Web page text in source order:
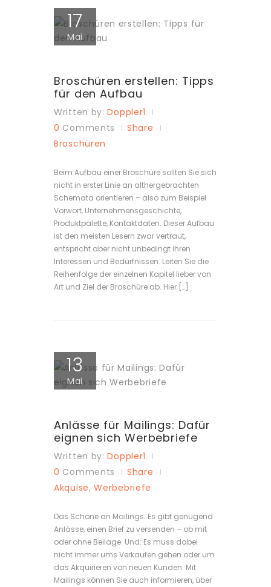
17
Mai
Broschüren erstellen: Tipps
für den Aufbau
Written by:Doppler1
0 Comments
Share
Broschüren
Beim Aufbau einer Broschüre sollten Sie sich
nicht in erster Linie an althergebrachten
Schemata orientieren – also zum Beispiel
Vorwort, Unternehmensgeschichte,
Produktpalette, Kontaktdaten. Dieser Aufbau
ist den meisten Lesern zwar vertraut,
entspricht aber nicht unbedingt ihren
Interessen und Bedürfnissen. Leiten Sie die
Reihenfolge der einzelnen Kapitel lieber von
Art und Ziel der Broschüre ab. Hier […]
13
Mai
Anlässe für Mailings: Dafür
eignen sich Werbebriefe
Written by:Doppler1
0 Comments
Share
Akquise,Werbebriefe
Das Schöne an Mailings: Es gibt genügend
Anlässe, einen Brief zu versenden – ob mit
oder ohne Beilage. Und: Es muss dabei
nicht immer ums Verkaufen gehen oder um
das Akquirieren von neuen Kunden. Mit
Mailings können Sie auch informieren, über